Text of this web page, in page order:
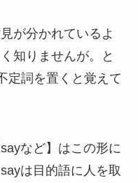
が分かれているよ
知りませんが。と
定詞を置くと覚えて
など】はこの形に
は目的語に人を取